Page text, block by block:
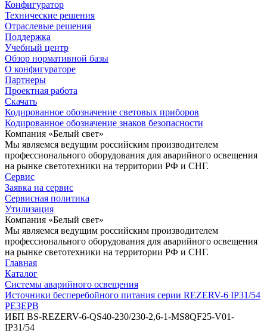
Конфигуратор
Технические решения
Отраслевые решения
Поддержка
Учебный центр
Обзор нормативной базы
О конфигураторе
Партнеры
Проектная работа
Скачать
Кодированное обозначение световых приборов
Кодированное обозначение знаков безопасности
Компания «Белый свет»
Мы являемся ведущим российским производителем
профессионального оборудования для аварийного освещения
на рынке светотехники на территории РФ и СНГ.
Сервис
Заявка на сервис
Сервисная политика
Утилизация
Компания «Белый свет»
Мы являемся ведущим российским производителем
профессионального оборудования для аварийного освещения
на рынке светотехники на территории РФ и СНГ.
Главная
Каталог
Системы аварийного освещения
Источники бесперебойного питания серии REZERV-6 IP31/54
РЕЗЕРВ
ИБП BS-REZERV-6-QS40-230/230-2,6-1-MS8QF25-V01-
IP31/54